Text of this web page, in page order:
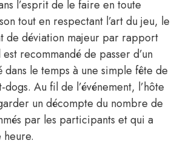
l’esprit de le faire en toute
tout en respectant l’art du jeu, le
de déviation majeur par rapport
recommandé de passer d’un
dans le temps à une simple fête de
Au fil de l’événement, l’hôte
un décompte du nombre de
par les participants et qui a